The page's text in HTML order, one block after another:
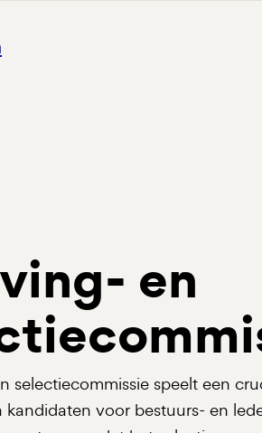
en
selectiecommissie speelt een
kandidaten voor bestuurs- en